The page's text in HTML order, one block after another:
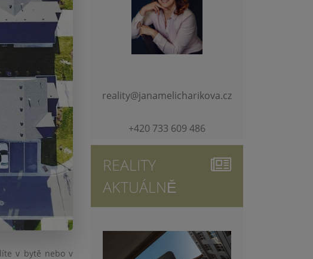
v bytě nebo v
reality@janamelicharikova.cz
+420 733 609 486
REALITY
AKTUÁLNĚ